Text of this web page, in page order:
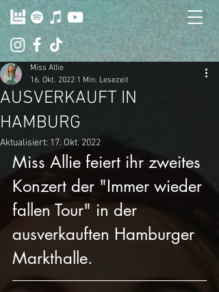
AUSVERKAUFT IN
HAMBURG
Miss Allie
16. Okt. 2022 1 Min. Lesezeit
Aktualisiert: 17. Okt. 2022
Miss Allie feiert ihr zweites
Konzert der "Immer wieder
fallen Tour" in der
ausverkauften Hamburger
Markthalle.